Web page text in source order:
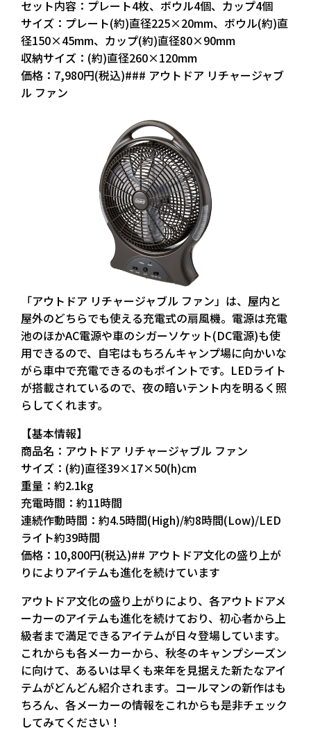
セット内容：プレート4枚、ボウル4個、カップ4個
サイズ：プレート(約)直径225×20mm、ボウル(約)直
径150×45mm、カップ(約)直径80×90mm
収納サイズ：(約)直径260×120mm
価格：7,980円(税込)### アウトドア リチャージャブ
ル ファン
「アウトドア リチャージャブル ファン」は、屋内と
屋外のどちらでも使える充電式の扇風機。電源は充電
池のほかAC電源や車のシガーソケット(DC電源)も使
用できるので、自宅はもちろんキャンプ場に向かいな
がら車中で充電できるのもポイントです。LEDライト
が搭載されているので、夜の暗いテント内を明るく照
らしてくれます。
【基本情報】
商品名：アウトドア リチャージャブル ファン
サイズ：(約)直径39×17×50(h)cm
重量：約2.1kg
充電時間：約11時間
連続作動時間：約4.5時間(High)/約8時間(Low)/LED
ライト約39時間
価格：10,800円(税込)## アウトドア文化の盛り上が
りによりアイテムも進化を続けています
アウトドア文化の盛り上がりにより、各アウトドアメ
ーカーのアイテムも進化を続けており、初心者から上
級者まで満足できるアイテムが日々登場しています。
これからも各メーカーから、秋冬のキャンプシーズン
に向けて、あるいは早くも来年を見据えた新たなアイ
テムがどんどん紹介されます。コールマンの新作はも
ちろん、各メーカーの情報をこれからも是非チェック
してみてください！